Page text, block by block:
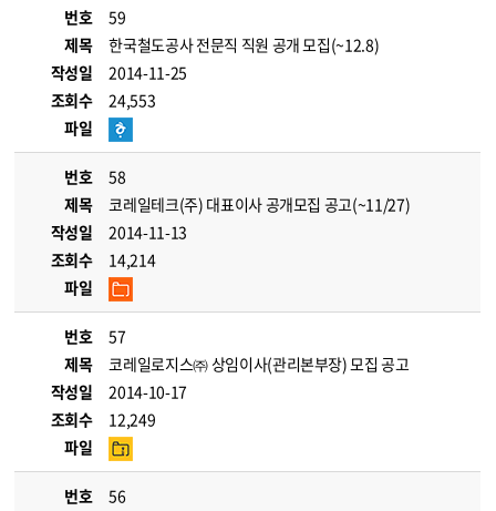
번호
59
제목
한국철도공사 전문직 직원 공개 모집(~12.8)
작성일
2014-11-25
조회수
24,553
파일
번호
58
제목
코레일테크(주) 대표이사 공개모집 공고(~11/27)
작성일
2014-11-13
조회수
14,214
파일
번호
57
제목
코레일로지스㈜ 상임이사(관리본부장) 모집 공고
작성일
2014-10-17
조회수
12,249
파일
번호
56